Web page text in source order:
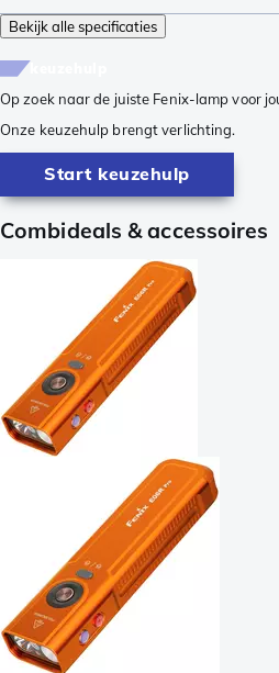
Bekijk alle specificaties
Op zoek naar de juiste Fenix-lamp voor
Onze keuzehulp brengt verlichting.
Start keuzehulp
Combideals & accessoires